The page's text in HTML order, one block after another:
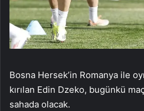
Bosna Hersek’in Romanya ile
kırılan Edin Dzeko, bugünkü
sahada olacak.